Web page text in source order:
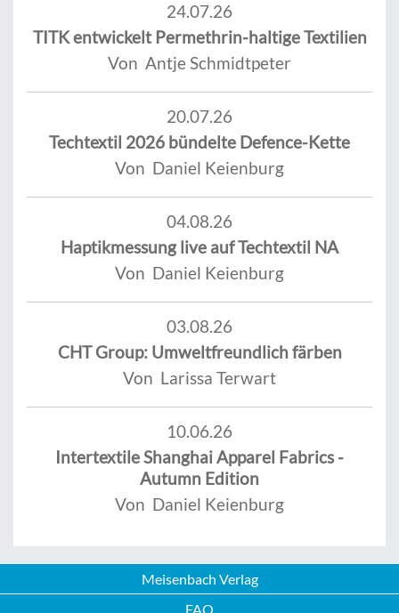
24.07.26
TITK entwickelt Permethrin-haltige Textilien
Von Antje Schmidtpeter
20.07.26
Techtextil 2026 bündelte Defence-Kette
Von Daniel Keienburg
04.08.26
Haptikmessung live auf Techtextil NA
Von Daniel Keienburg
03.08.26
CHT Group: Umweltfreundlich färben
Von Larissa Terwart
10.06.26
Intertextile Shanghai Apparel Fabrics -
Autumn Edition
Von Daniel Keienburg
Meisenbach Verlag
FAQ